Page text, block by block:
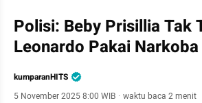
Polisi: Beby Prisillia Tak
Leonardo Pakai Narkoba
kumparanHITS
5 November 2025 8:00 WIB · waktu baca 2 menit